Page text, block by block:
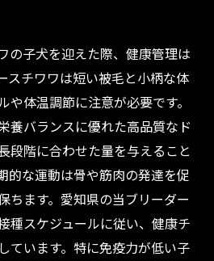
の子犬を迎えた際、健康管理は
スチワワは短い被毛と小柄な体
体温調節に注意が必要です。
養バランスに優れた高品質なド
段階に合わせた量を与えること
的な運動は骨や筋肉の発達を促
ちます。愛知県の当ブリーダー
種スケジュールに従い、健康チ
ています。特に免疫力が低い子